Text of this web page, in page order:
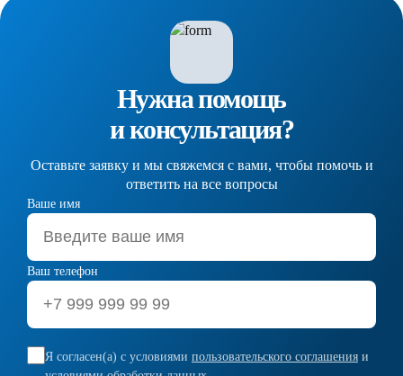
Нужна помощь
и консультация?
Оставьте заявку и мы свяжемся с вами, чтобы помочь и
ответить на все вопросы
Ваше имя
Ваш телефон
Я согласен(а) с условиями пользовательского соглашения и